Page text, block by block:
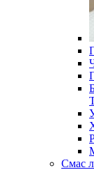
Смас